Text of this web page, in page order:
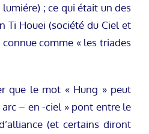
; ce qui était un des
Ti Houei (société du Ciel et
comme « les triades
que le mot « Hung » peut
– en -ciel » pont entre le
(et certains diront